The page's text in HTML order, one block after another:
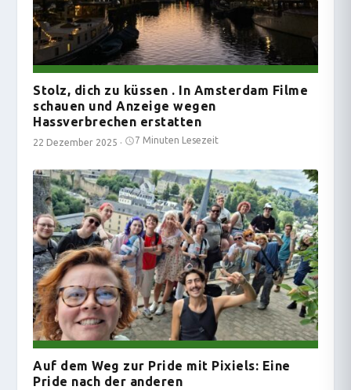
Stolz, dich zu küssen . In Amsterdam Filme
schauen und Anzeige wegen
Hassverbrechen erstatten
22 Dezember 2025 · 7 Minuten Lesezeit
Auf dem Weg zur Pride mit Pixiels: Eine
Pride nach der anderen